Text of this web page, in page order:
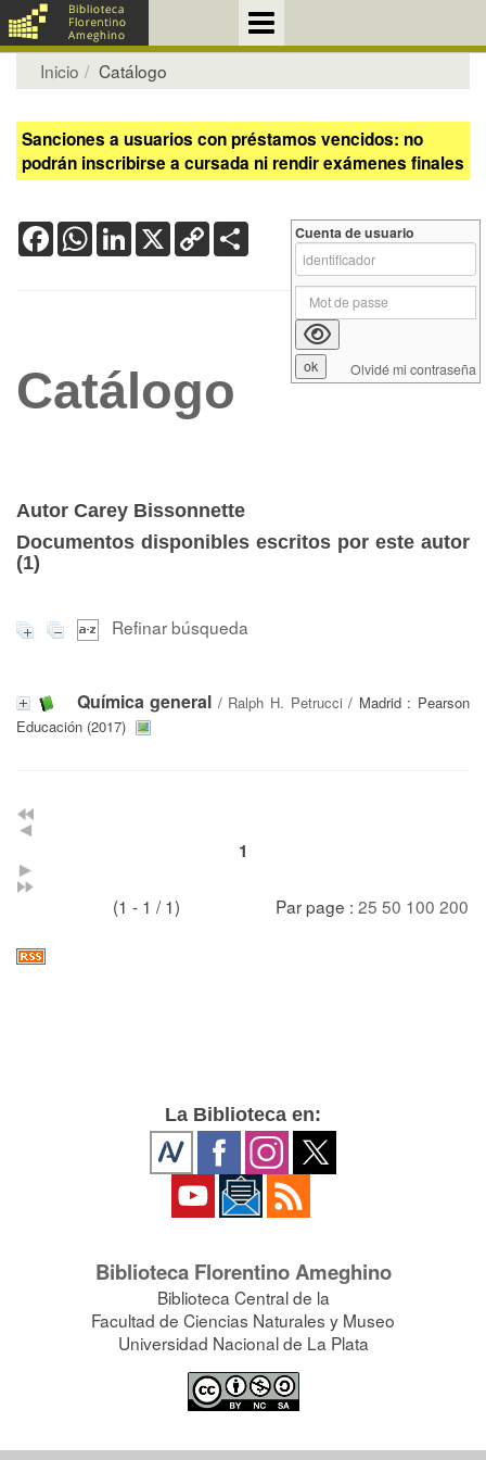
Inicio Catálogo
Sanciones a usuarios con préstamos vencidos: no
podrán inscribirse a cursada ni rendir exámenes finales
FacebookWhatsApp
LinkedIn
X Copy
Link
Catálogo
Autor Carey Bissonnette
Documentos disponibles escritos por este autor
(1)
Refinar búsqueda
Química general / Ralph H. Petrucci / Madrid : Pearson
Educación (2017)
1
(1 - 1 / 1) Par page : 25 50 100 200
Cuenta de usuario
Olvidé mi contraseña
La Biblioteca en:
Biblioteca Florentino Ameghino
Biblioteca Central de la
Facultad de Ciencias Naturales y Museo
Universidad Nacional de La Plata